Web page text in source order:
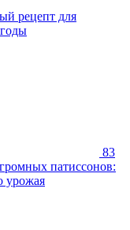
рецепт для
83
патиссонов:
урожая